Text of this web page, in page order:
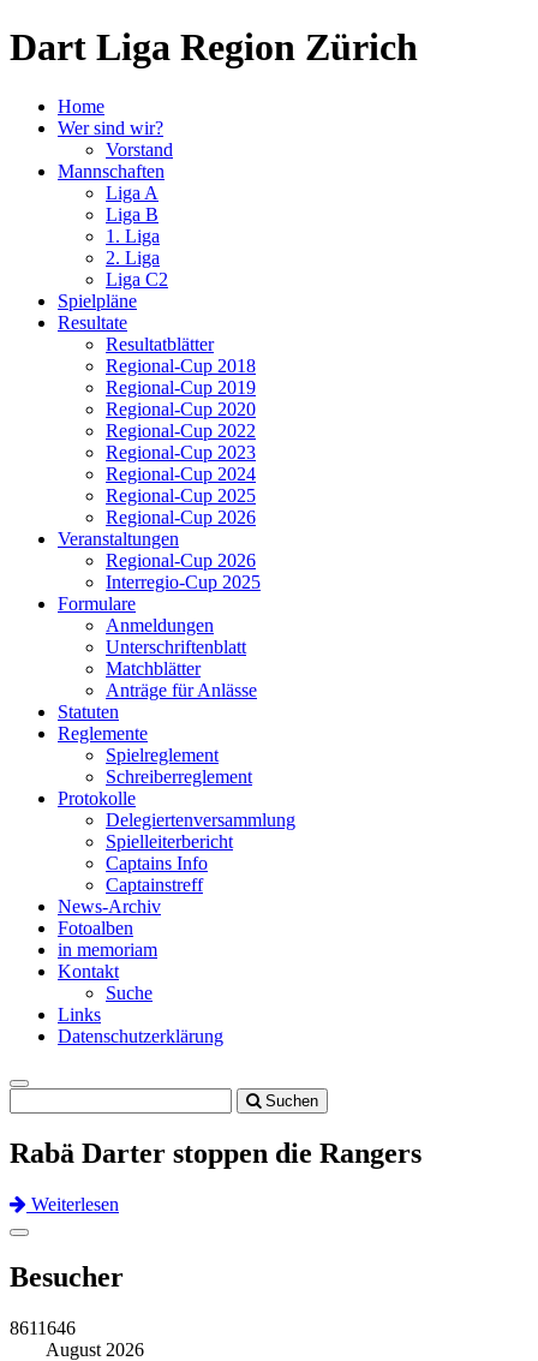
Dart Liga Region Zürich
Home
Wer sind wir?
Vorstand
Mannschaften
Liga A
Liga B
1. Liga
2. Liga
Liga C2
Spielpläne
Resultate
Resultatblätter
Regional-Cup 2018
Regional-Cup 2019
Regional-Cup 2020
Regional-Cup 2022
Regional-Cup 2023
Regional-Cup 2024
Regional-Cup 2025
Regional-Cup 2026
Veranstaltungen
Regional-Cup 2026
Interregio-Cup 2025
Formulare
Anmeldungen
Unterschriftenblatt
Matchblätter
Anträge für Anlässe
Statuten
Reglemente
Spielreglement
Schreiberreglement
Protokolle
Delegiertenversammlung
Spielleiterbericht
Captains Info
Captainstreff
News-Archiv
Fotoalben
in memoriam
Kontakt
Suche
Links
Datenschutzerklärung
Toggle
navigation
Suchen
Rabä Darter stoppen die Rangers
Weiterlesen
Previous
Next
Toggle
Besucher
8611646
August 2026